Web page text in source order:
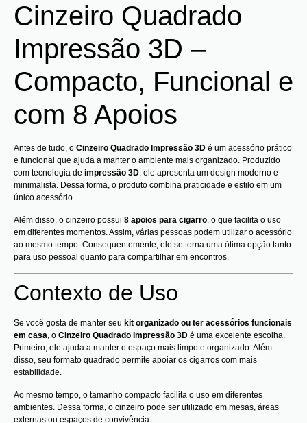
Cinzeiro Quadrado
Impressão 3D –
Compacto, Funcional e
com 8 Apoios
Antes de tudo, o Cinzeiro Quadrado Impressão 3D é um acessório prático
e funcional que ajuda a manter o ambiente mais organizado. Produzido
com tecnologia de impressão 3D, ele apresenta um design moderno e
minimalista. Dessa forma, o produto combina praticidade e estilo em um
único acessório.
Além disso, o cinzeiro possui 8 apoios para cigarro , o que facilita o uso
em diferentes momentos. Assim, várias pessoas podem utilizar o acessório
ao mesmo tempo. Consequentemente, ele se torna uma ótima opção tanto
para uso pessoal quanto para compartilhar em encontros.
Contexto de Uso
Se você gosta de manter seu kit organizado ou ter acessórios funcionais
em casa, o Cinzeiro Quadrado Impressão 3D é uma excelente escolha.
Primeiro, ele ajuda a manter o espaço mais limpo e organizado. Além
disso, seu formato quadrado permite apoiar os cigarros com mais
estabilidade.
Ao mesmo tempo, o tamanho compacto facilita o uso em diferentes
ambientes. Dessa forma, o cinzeiro pode ser utilizado em mesas, áreas
externas ou espaços de convivência.